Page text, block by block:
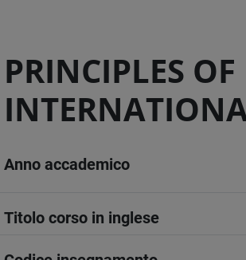
PRINCIPLES
Anno accademico
Titolo corso in inglese